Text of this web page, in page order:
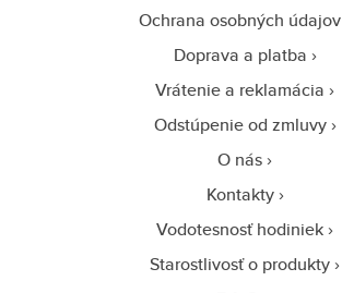
Ochrana osobných údajov
Doprava a platba
Vrátenie a reklamácia
Odstúpenie od zmluvy
O nás
Kontakty
Vodotesnosť hodiniek
Starostlivosť o produkty